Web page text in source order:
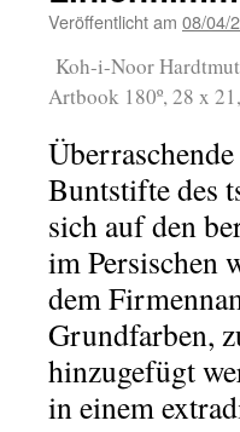
Veröffentlicht am 08/04/
Koh-i-Noor
Artbook 180º, 28 x
Buntstifte des
sich auf den
im Persischen
dem
Grundfarben,
hinzugefügt
in einem